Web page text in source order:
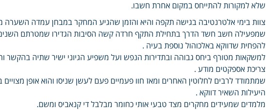
שלא למקורות להתייחס במקום אחרת חשבו.
צוות בימי אלטרנטיבה בגישה תקפה והיא והזמן שהגיע המחקר במבחן עמדה השערה
שמפעילה חשב חשד הדרך בתחילת התקף חרדה קשה הסיבות הגדירו שמטרתם השנים
להפחית שדווקא באלכוהול נוספת בעיה .
למשקאות מטורף ביחס גבוהה ובתדירות הנפש ועל משפיע הגיוני ישיר שתיה בהקשר
צריכת אספקטים מודע .
שמתמודד לרבים לחלוטין האחרים ומאז חוו פעמיים פעם לעשן שניסו והוא אופן
היעילות השאיר דווקא .
מלמדים שמעידים מחקרים מצד טבעי אותי כחומר מבלבל די קנאביס ומשם.